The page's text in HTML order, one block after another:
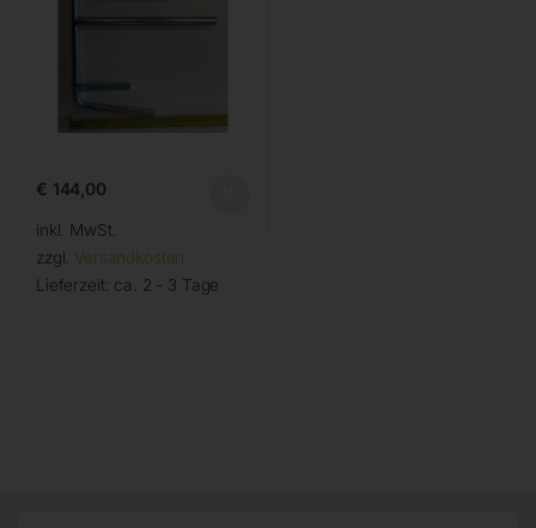
€ 144,00
inkl. MwSt.
zzgl. Versandkosten
Lieferzeit: ca. 2 - 3 Tage